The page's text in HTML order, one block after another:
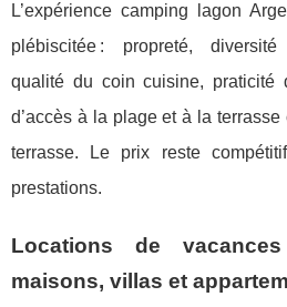
L’expérience camping lagon
plébiscitée : propreté,
qualité du coin cuisine, praticité
d’accès à la plage et à la
terrasse. Le prix reste
prestations.
Locations de
maisons, villas et